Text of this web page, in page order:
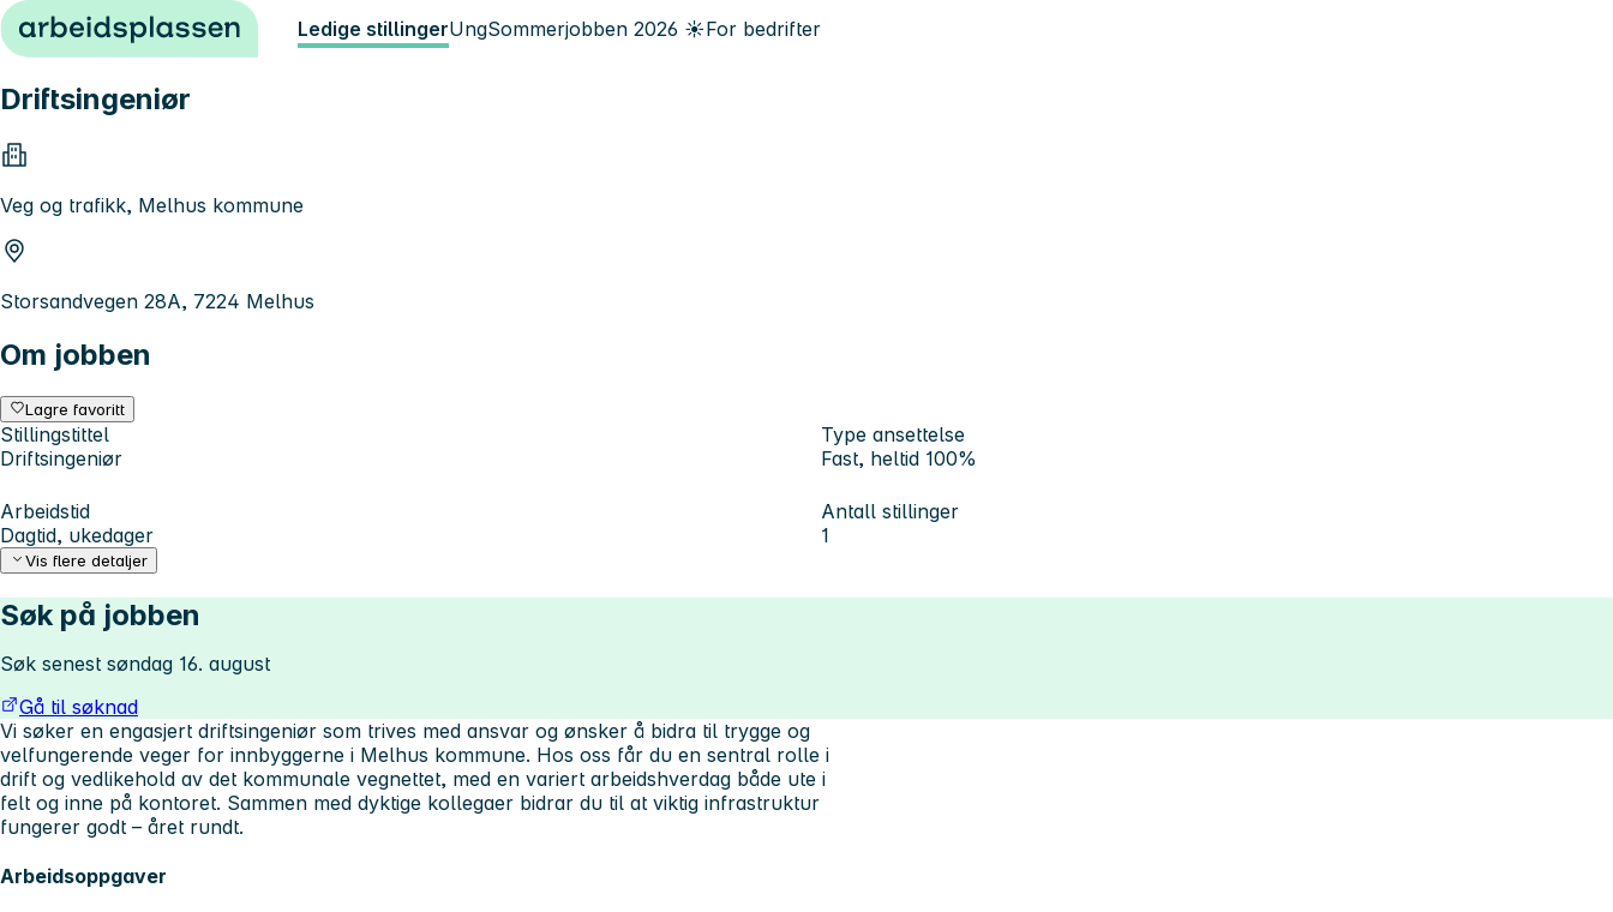
Hopp til innhold Ledige stillingerUngSommerjobben 2026 ☀️For bedrifter
Driftsingeniør
Veg og trafikk, Melhus kommune
Storsandvegen 28A, 7224 Melhus
Om jobben
Lagre favoritt
Stillingstittel
Driftsingeniør
Type ansettelse
Fast, heltid 100%
Arbeidstid
Dagtid, ukedager
Antall stillinger
1
Vis flere detaljer
Søk på jobben
Søk senest søndag 16. august
Gå til søknad
Vi søker en engasjert driftsingeniør som trives med ansvar og ønsker å bidra til trygge og
velfungerende veger for innbyggerne i Melhus kommune. Hos oss får du en sentral rolle i
drift og vedlikehold av det kommunale vegnettet, med en variert arbeidshverdag både ute i
felt og inne på kontoret. Sammen med dyktige kollegaer bidrar du til at viktig infrastruktur
fungerer godt – året rundt.
Arbeidsoppgaver